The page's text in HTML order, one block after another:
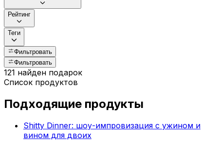
Рейтинг
Теги
Фильтровать
Фильтровать
121 найден подарок
Список продуктов
Подходящие продукты
Shitty Dinner: шоу-импровизация с ужином и
вином для двоих